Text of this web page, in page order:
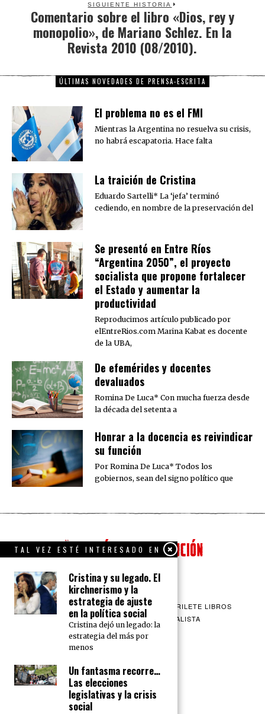
SIGUIENTE HISTORIA
Next
post:
Comentario sobre el libro «Dios, rey y
monopolio», de Mariano Schlez. En la
Revista 2010 (08/2010).
ÚLTIMAS NOVEDADES DE PRENSA-ESCRITA
El problema no es el FMI
Mientras la Argentina no resuelva su crisis,
no habrá escapatoria. Hace falta
La traición de Cristina
Eduardo Sartelli* La ‘jefa’ terminó
cediendo, en nombre de la preservación del
Se presentó en Entre Ríos
“Argentina 2050”, el proyecto
socialista que propone fortalecer
el Estado y aumentar la
productividad
Reproducimos artículo publicado por
elEntreRios.com Marina Kabat es docente
de la UBA,
De efemérides y docentes
devaluados
Romina De Luca* Con mucha fuerza desde
la década del setenta a
​Honrar a la docencia es reivindicar
su función
Por Romina De Luca* Todos los
gobiernos, sean del signo político que
QUIENES SOMOS CONTACTO
BARRILETE LIBROS
CEICS
ENGLISH VÍA SOCIALISTA
TAL VEZ ESTÉ INTERESADO EN
Cristina y su legado. El
kirchnerismo y la
estrategia de ajuste
en la política social
Cristina dejó un legado: la
estrategia del más por
menos
Un fantasma recorre…
Las elecciones
legislativas y la crisis
social